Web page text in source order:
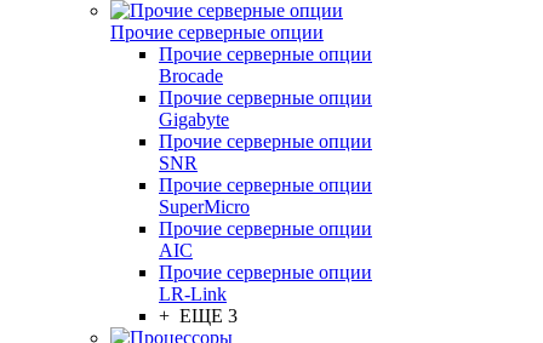
Прочие серверные опции
Прочие серверные опции
Brocade
Прочие серверные опции
Gigabyte
Прочие серверные опции
SNR
Прочие серверные опции
SuperMicro
Прочие серверные опции
AIC
Прочие серверные опции
LR-Link
+ ЕЩЕ 3